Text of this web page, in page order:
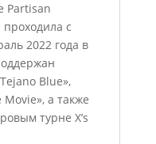
Partisan
с
2022 года в
Blue»,
Movie», а также
турне X’s